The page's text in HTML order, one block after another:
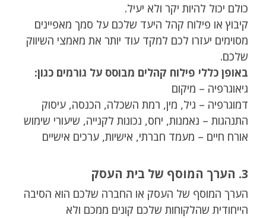
כולם יכול להיות יקר ולא יעיל.
קיבוץ או פילוח קהל היעד שלכם על סמך מאפיינים
מסוימים יעזרו לכם למקד עוד יותר את מאמצי השיווק
שלכם.
באופן כללי פילוח קהלים מבוסס על גורמים כגון:
גיאוגרפיה – מיקום
דמוגרפיה – גיל, מין, רמת השכלה, הכנסה, עיסוק
התנהגות – נאמנות, יחס, נכונות לקנייה, שיעורי שימוש
אורח חיים – מעמד חברתי, אישיות, ערכים אישיים
3. הערך המוסף של בית העסק
הערך המוסף של העסק או החברה שלכם הוא הסיבה
הייחודית שהלקוחות שלכם קונים ממכם ולא